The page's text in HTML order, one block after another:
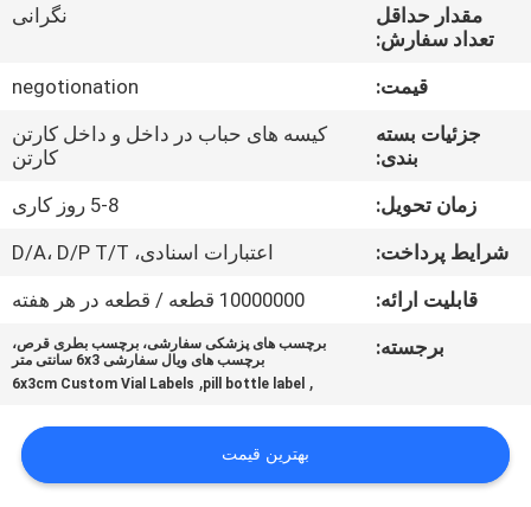
کارخانه
کیفیت
ما
تماس
موارد
مقدار حداقل
تعداد سفارش:
نگرانی
قیمت:
negotionation
جزئیات بسته
بندی:
کیسه های حباب در داخل و داخل کارتن
کارتن
زمان تحویل:
5-8 روز کاری
شرایط پرداخت:
اعتبارات اسنادی، D/A، D/P T/T
قابلیت ارائه:
10000000 قطعه / قطعه در هر هفته
برجسته:
برچسب های پزشکی سفارشی، برچسب بطری قرص،
برچسب های ویال سفارشی 6x3 سانتی متر
,
pill bottle label
,
6x3cm Custom Vial Labels
بهترین قیمت